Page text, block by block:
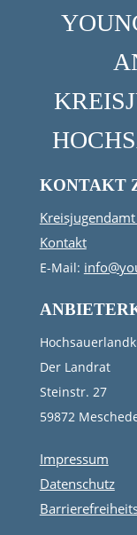
KONTAKT
Kontakt
E-Mail:
Der Landrat
Steinstr. 27
59872
Impressum
Datenschutz